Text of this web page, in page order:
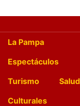
La Pampa
Espectáculos
Turismo
Salud
Culturales